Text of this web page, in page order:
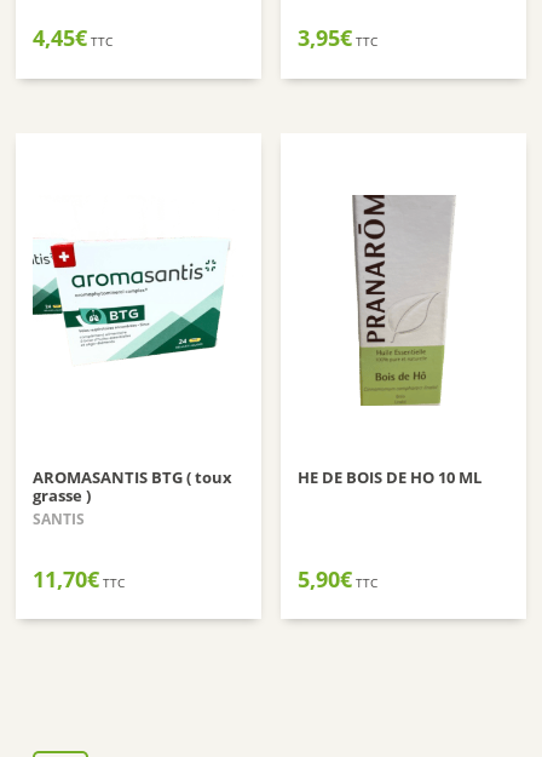
4,45€ TTC 3,95€ TTC
AROMASANTIS BTG ( toux
grasse )
SANTIS
11,70€ TTC
HE DE BOIS DE HO 10 ML
5,90€ TTC